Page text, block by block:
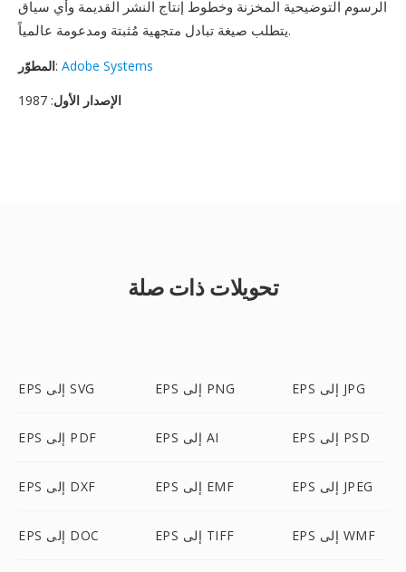
الرسوم التوضيحية المخزنة وخطوط إنتاج النشر القديمة وأي سياق
يتطلب صيغة تبادل متجهية مُثبتة ومدعومة عالمياً.
المطوّر: Adobe Systems
الإصدار الأول: 1987
تحويلات ذات صلة
EPS إلى SVG EPS إلى PNG EPS إلى JPG
EPS إلى PDF EPS إلى AI EPS إلى PSD
EPS إلى DXF EPS إلى EMF EPS إلى JPEG
EPS إلى DOC EPS إلى TIFF EPS إلى WMF